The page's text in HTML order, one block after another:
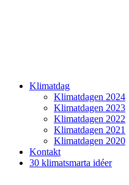
Klimatdag
Klimatdagen 2024
Klimatdagen 2023
Klimatdagen 2022
Klimatdagen 2021
Klimatdagen 2020
Kontakt
30 klimatsmarta idéer